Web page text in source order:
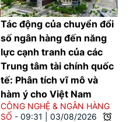
Tác động của chuyển đổi
số ngân hàng đến năng
lực cạnh tranh của các
Trung tâm tài chính quốc
tế: Phân tích vĩ mô và
hàm ý cho Việt Nam
CÔNG NGHỆ & NGÂN HÀNG
SỐ
09:31
03/08/2026